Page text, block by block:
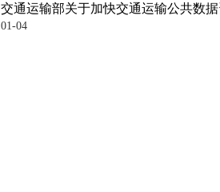
交通运输部关于加快交通运输公共数
01-04